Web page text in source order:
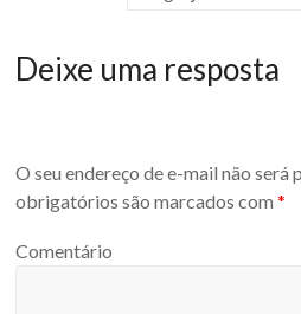
Deixe uma resposta
O seu endereço de e-mail não será
obrigatórios são marcados com*
Comentário